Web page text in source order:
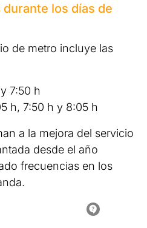
los días de
de metro incluye las
7:50 h
h, 7:50 h y 8:05 h
a la mejora del servicio
desde el año
frecuencias en los